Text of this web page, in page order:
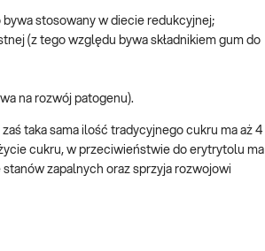
stosowany w diecie redukcyjnej;
(z tego względu bywa składnikiem gum do
na rozwój patogenu).
taka sama ilość tradycyjnego cukru ma aż 4
cukru, w przeciwieństwie do erytrytolu ma
zapalnych oraz sprzyja rozwojowi